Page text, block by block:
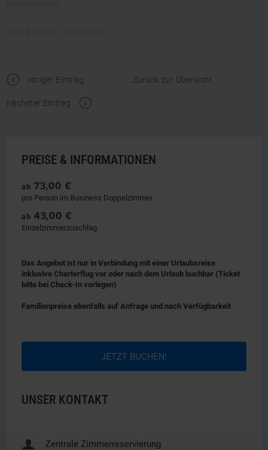
t voriger Eintrag Zurück zur Übersicht
nächster Eintrag V
PREISE & INFORMATIONEN
ab 73,00 €
pro Person im Business Doppelzimmer
ab 43,00 €
Einzelzimmerzuschlag
Das Angebot ist nur in Verbindung mit einer Urlaubsreise
inklusive Charterflug vor oder nach dem Urlaub buchbar (Ticket
bitte bei Check-In vorlegen)
Familienpreise ebenfalls auf Anfrage und nach Verfügbarkeit
JETZT BUCHEN!
UNSER KONTAKT
u Zentrale Zimmerreservierung